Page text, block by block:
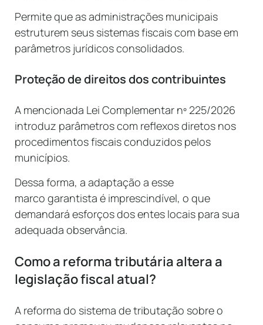
Permite que as administrações municipais
estruturem seus sistemas fiscais com base em
parâmetros jurídicos consolidados.
Proteção de direitos dos contribuintes
A mencionada Lei Complementar nº 225/2026
introduz parâmetros com reflexos diretos nos
procedimentos fiscais conduzidos pelos
municípios.
Dessa forma, a adaptação a esse
marco garantista é imprescindível, o que
demandará esforços dos entes locais para sua
adequada observância.
Como a reforma tributária altera a
legislação fiscal atual?
A reforma do sistema de tributação sobre o